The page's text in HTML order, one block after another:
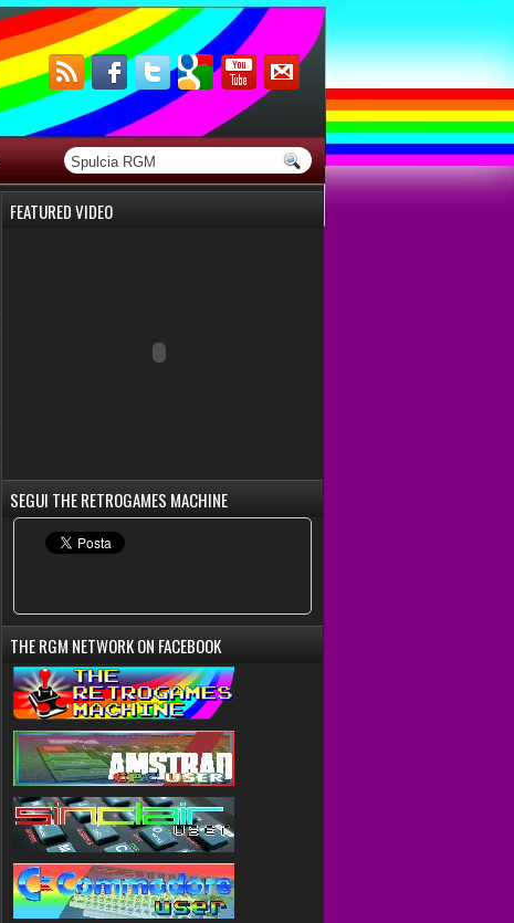
FEATURED VIDEO
SEGUI THE RETROGAMES MACHINE
THE RGM NETWORK ON FACEBOOK